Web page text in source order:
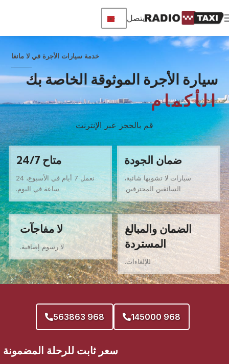
يتصل
خدمة سيارات الأجرة في لا مانغا
سيارة الأجرة الموثوقة الخاصة بك
الأكمام
قم بالحجز عبر الإنترنت
ضمان الجودة
سيارات لا تشوبها شائبة،
السائقين المحترفين.
الضمان والمبالغ
المستردة
للإلغاءات.
متاح 24/7
نعمل 7 أيام في الأسبوع، 24
ساعة في اليوم.
لا مفاجآت
لا رسوم إضافية.
سعر ثابت للرحلة المضمونة
968 145000
968 563863